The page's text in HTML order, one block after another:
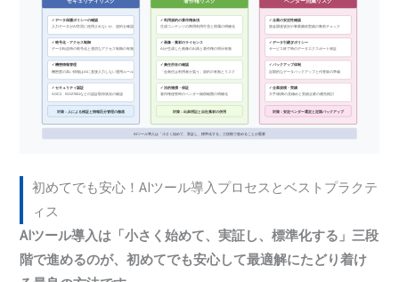
初めてでも安心！AIツール導入プロセスとベストプラクテ
ィス
AIツール導入は「小さく始めて、実証し、標準化する」三段
階で進めるのが、初めてでも安心して最適解にたどり着け